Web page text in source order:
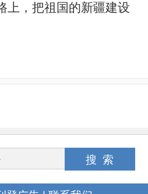
上，把祖国的新疆建设